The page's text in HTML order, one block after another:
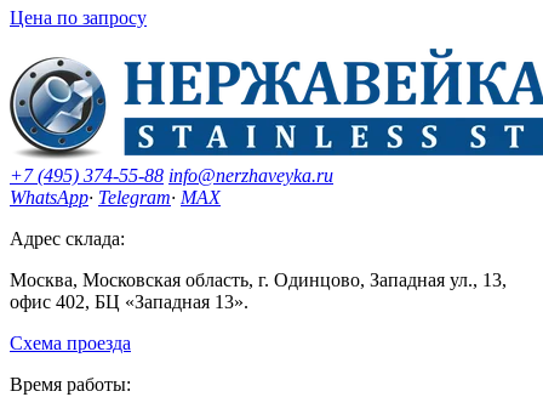
Цена по запросу
+7 (495) 374-55-88 info@nerzhaveyka.ru
WhatsApp· Telegram· MAX
Адрес склада:
Москва, Московская область, г. Одинцово, Западная ул., 13,
офис 402, БЦ «Западная 13».
Схема проезда
Время работы: